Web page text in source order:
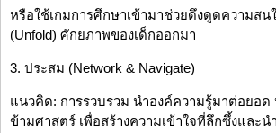
หรือใช้เกมการศึกษาเข้ามาช่วยดึงดูดความสน
(Unfold) ศักยภาพของเด็กออกมา
3. ประสม (Network & Navigate)
แนวคิด: การรวบรวม นำองค์ความรู้มาต่อยอ
ข้ามศาสตร์ เพื่อสร้างความเข้าใจที่ลึกซึ้งและน